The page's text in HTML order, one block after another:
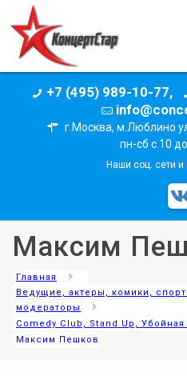
+7 (495) 989-10-77,
г.Москва, м.Люблино
пн-сб с 10
Наши соц. сети
Максим
Главная
Ведущие, актеры, комики,
модераторы
Comedy Club, Stand Up, Убойная
Максим Пешков